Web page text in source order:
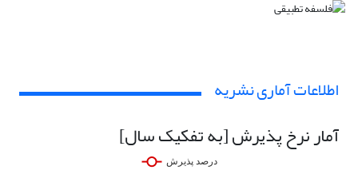
اطلاعات آماری نشریه
آمار نرخ پذیرش [به تفکیک سال]